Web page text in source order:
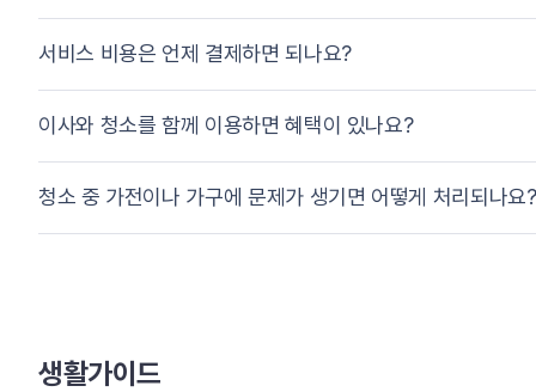
서비스 비용은 언제 결제하면 되나요?
이사와 청소를 함께 이용하면 혜택이 있나요?
청소 중 가전이나 가구에 문제가 생기면 어떻게 처리되나요?
생활가이드